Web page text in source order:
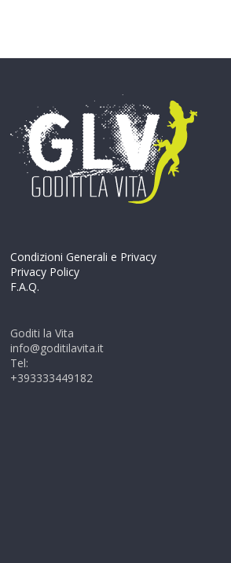
Condizioni Generali e Privacy
Privacy Policy
F.A.Q.
Goditi la Vita
info@goditilavita.it
Tel:
+393333449182